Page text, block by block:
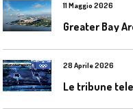
11 Maggio 2026
Greater Bay
28 Aprile 2026